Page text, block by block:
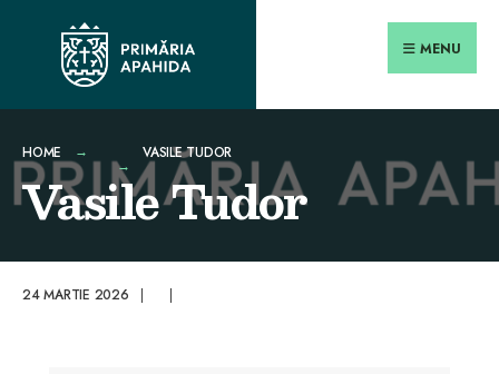
content
MENU
HOME VASILE TUDOR
Vasile Tudor
24 MARTIE 2026 | |
for:
Close